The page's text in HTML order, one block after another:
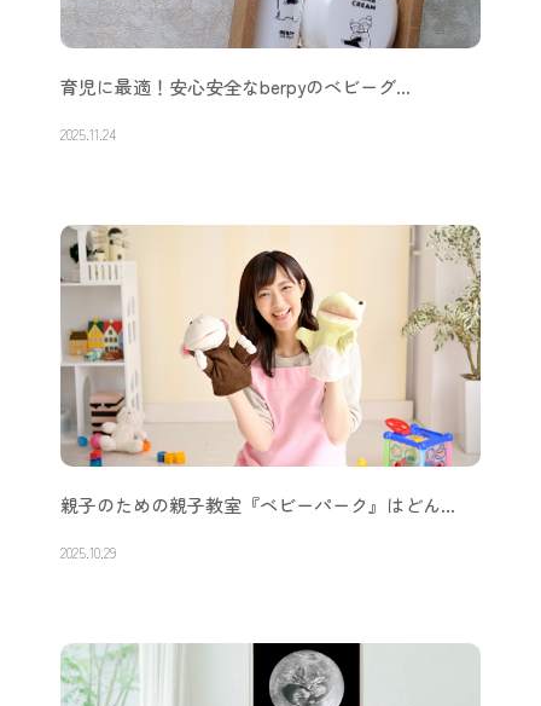
育児に最適！安心安全なberpyのベビーグ…
2025.11.24
親子のための親子教室『ベビーパーク』はどん…
2025.10.29